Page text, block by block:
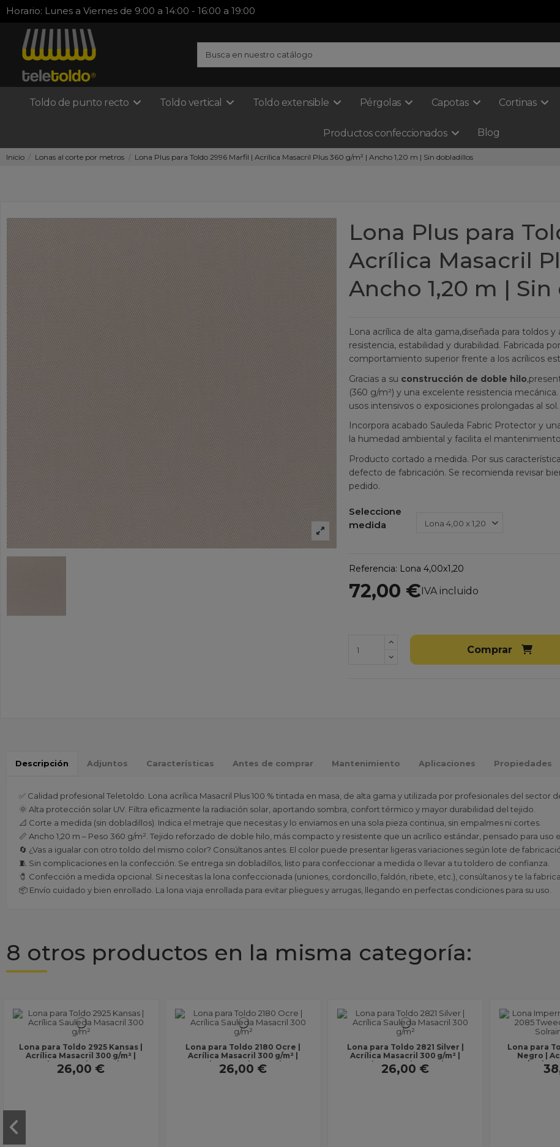
Horario: Lunes a Viernes de 9:00 a 14:00 - 16:00 a 19:00
Toldo de punto recto Toldo vertical Toldo extensible Pérgolas Capotas Cortinas
Productos confeccionados Blog
Inicio Lonas al corte por metros Lona Plus para Toldo 2996 Marfil | Acrílica Masacril Plus 360 g/m² | Ancho 1,20 m | Sin dobladillos
Lona Plus para
Acrílica Masacril
Ancho 1,20 m |
Lona acrílica de alta gama,diseñada para toldos
resistencia, estabilidad y durabilidad. Fabricada
comportamiento superior frente a los acrílicos
Gracias a su construcción de doble hilo
(360 g/m²) y una excelente resistencia
usos intensivos o exposiciones prolongadas al sol.
Incorpora acabado Sauleda Fabric Protector y
la humedad ambiental y facilita el
Producto cortado a medida. Por sus
defecto de fabricación. Se recomienda revisar
pedido.
Seleccione
medida
Referencia: Lona 4,00x1,20
72,00 €IVA incluido
Comprar
Descripción Adjuntos Características Antes de comprar Mantenimiento Aplicaciones Propiedades
✅ Calidad profesional Teletoldo. Lona acrílica Masacril Plus 100 % tintada en masa, de alta gama y utilizada por profesionales del sector
🌞 Alta protección solar UV. Filtra eficazmente la radiación solar, aportando sombra, confort térmico y mayor durabilidad del tejido.
📐 Corte a medida (sin dobladillos). Indica el metraje que necesitas y lo enviamos en una sola pieza continua, sin empalmes ni cortes.
📏 Ancho 1,20 m – Peso 360 g/m². Tejido reforzado de doble hilo, más compacto y resistente que un acrílico estándar, pensado para uso
🔄 ¿Vas a igualar con otro toldo del mismo color? Consúltanos antes. El color puede presentar ligeras variaciones según lote de
🧵 Sin complicaciones en la confección. Se entrega sin dobladillos, listo para confeccionar a medida o llevar a tu toldero de confianza.
🧷 Confección a medida opcional. Si necesitas la lona confeccionada (uniones, cordoncillo, faldón, ribete, etc.), consúltanos y te la
📦 Envío cuidado y bien enrollado. La lona viaja enrollada para evitar pliegues y arrugas, llegando en perfectas condiciones para su uso.
8 otros productos en la misma categoría:
Lona para Toldo 2821 Silver |
Acrílica Masacril 300 g/m² |
Ancho 1,20 m | Lona sin...
26,00 €
Lona para Toldo 2085 Tweed
Negro | Acrílica Masacril
330 g/m² impermeable | Ancho
1,20...
38,00 €
Lona Soltis 96 para toldo 96-
50848 TILO | 400 g/m² | Ancho
2,67 m | Sin dobladillos
299,00 €